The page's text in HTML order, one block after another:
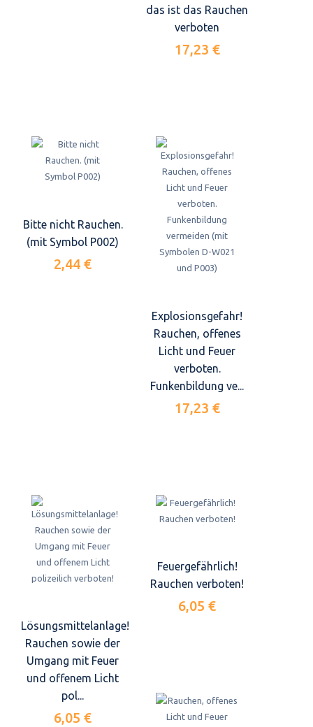
das ist das Rauchen
verboten
17,23 €
Bitte nicht Rauchen.
(mit Symbol P002)
2,44 €
Explosionsgefahr!
Rauchen, offenes
Licht und Feuer
verboten.
Funkenbildung ve...
17,23 €
Lösungsmittelanlage!
Rauchen sowie der
Umgang mit Feuer
und offenem Licht
pol...
6,05 €
Feuergefährlich!
Rauchen verboten!
6,05 €